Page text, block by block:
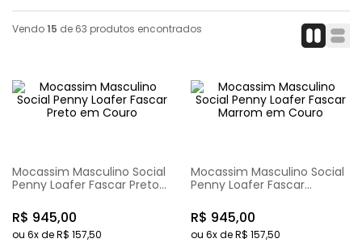
Vendo15 de 63 produtos encontrados
Mocassim Masculino Social
Penny Loafer Fascar Preto
R$ 945,00
ou 6x deR$ 157,50
Mocassim Masculino Social
Penny Loafer Fascar
R$ 945,00
ou 6x deR$ 157,50